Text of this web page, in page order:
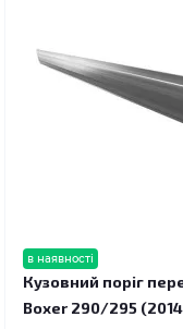
в наявності
Кузовний поріг
Boxer 290/295